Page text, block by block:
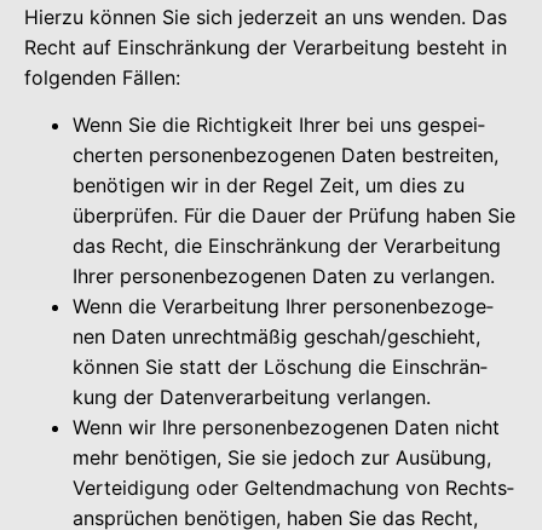
Hier­zu kön­nen Sie sich jeder­zeit an uns wen­den. Das
Recht auf Ein­schrän­kung der Ver­ar­bei­tung besteht in
fol­gen­den Fällen:
Wenn Sie die Rich­tig­keit Ihrer bei uns gespei­
cher­ten per­so­nen­be­zo­ge­nen Daten bestrei­ten,
benö­ti­gen wir in der Regel Zeit, um dies zu
über­prü­fen. Für die Dau­er der Prü­fung haben Sie
das Recht, die Ein­schrän­kung der Ver­ar­bei­tung
Ihrer per­so­nen­be­zo­ge­nen Daten zu verlangen.
Wenn die Ver­ar­bei­tung Ihrer per­so­nen­be­zo­ge­
nen Daten unrecht­mä­ßig geschah/geschieht,
kön­nen Sie statt der Löschung die Ein­schrän­
kung der Daten­ver­ar­bei­tung verlangen.
Wenn wir Ihre per­so­nen­be­zo­ge­nen Daten nicht
mehr benö­ti­gen, Sie sie jedoch zur Aus­übung,
Ver­tei­di­gung oder Gel­tend­ma­chung von Rechts­
an­sprü­chen benö­ti­gen, haben Sie das Recht,